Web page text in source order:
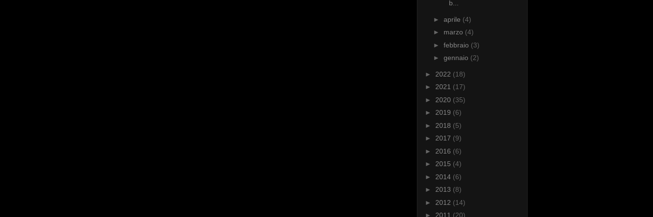
b...
► aprile (4)
► marzo (4)
► febbraio (3)
► gennaio (2)
► 2022 (18)
► 2021 (17)
► 2020 (35)
► 2019 (6)
► 2018 (5)
► 2017 (9)
► 2016 (6)
► 2015 (4)
► 2014 (6)
► 2013 (8)
► 2012 (14)
► 2011 (20)